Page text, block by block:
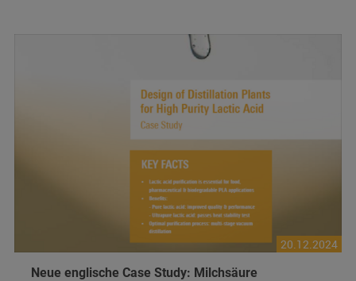
20.12.2024
Neue englische Case Study: Milchsäure